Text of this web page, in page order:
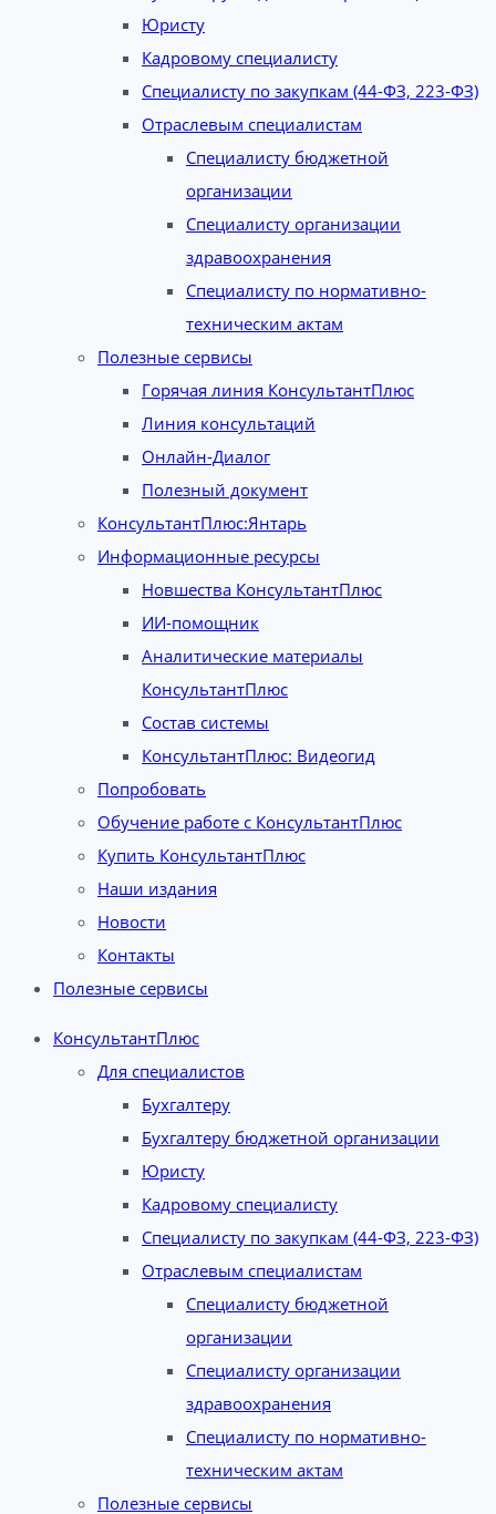
Юристу
Кадровому специалисту
Специалисту по закупкам (44-ФЗ, 223-ФЗ)
Отраслевым специалистам
Специалисту бюджетной
организации
Специалисту организации
здравоохранения
Специалисту по нормативно-
техническим актам
Полезные сервисы
Горячая линия КонсультантПлюс
Линия консультаций
Онлайн-Диалог
Полезный документ
КонсультантПлюс:Янтарь
Информационные ресурсы
Новшества КонсультантПлюс
ИИ-помощник
Аналитические материалы
КонсультантПлюс
Состав системы
КонсультантПлюс: Видеогид
Попробовать
Обучение работе с КонсультантПлюс
Купить КонсультантПлюс
Наши издания
Новости
Контакты
Полезные сервисы
КонсультантПлюс
Для специалистов
Бухгалтеру
Бухгалтеру бюджетной организации
Юристу
Кадровому специалисту
Специалисту по закупкам (44-ФЗ, 223-ФЗ)
Отраслевым специалистам
Специалисту бюджетной
организации
Специалисту организации
здравоохранения
Специалисту по нормативно-
техническим актам
Полезные сервисы